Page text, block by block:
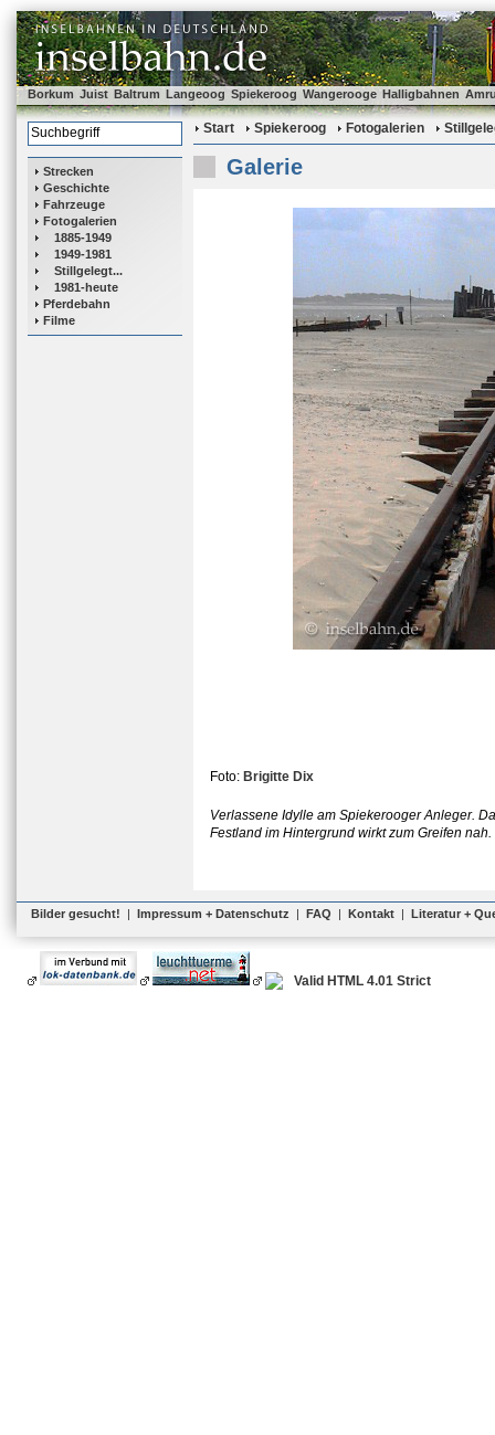
Borkum Juist Baltrum Langeoog Spiekeroog Wangerooge Halligbahnen
Strecken
Geschichte
Fahrzeuge
Fotogalerien
1885-1949
1949-1981
Stillgelegt...
1981-heute
Pferdebahn
Filme
Start Spiekeroog Fotogalerien
Galerie
Foto: Brigitte Dix
Verlassene Idylle am Spiekerooger Anleger.
Festland im Hintergrund wirkt zum Greifen nah.
Bilder gesucht! | Impressum + Datenschutz | FAQ | Kontakt | Literatur +